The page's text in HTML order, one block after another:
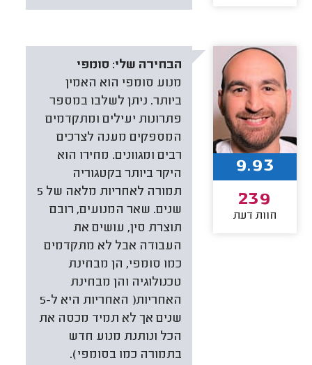
הבחירה שלי: סומפי
מנוע סומפי הוא האמין
ביותר. ניתן לשלבו במספר
פתרונות יעילים ומתקדמים
המספקים מענה לצרכים
רבים ומגוונים. מחירו הוא
היקר ביותר בקטגוריה
תמורה לאחריות מלאה של 5
שנים. שאר המנועים, רובם
תוצרת סין, עושים את
העבודה אבל לא מתקדמים
כמו סומפי, הן מבחינת
טכנולוגיה והן מבחינת
האחריות( האחריות היא ל-5
שנים אך לא תמיד מכסה את
הכל ונותנת מנוע חדש
בתמורה כמו בסומפי).
9.93
239
חוות דעת